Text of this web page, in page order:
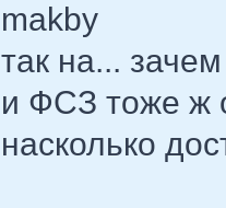
makby
так на...
и ФСЗ тоже ж
насколько